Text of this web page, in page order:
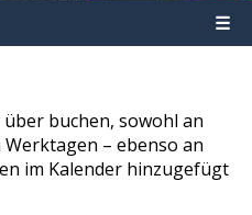
☰
buchen, sowohl an
– ebenso an
im Kalender hinzugefügt